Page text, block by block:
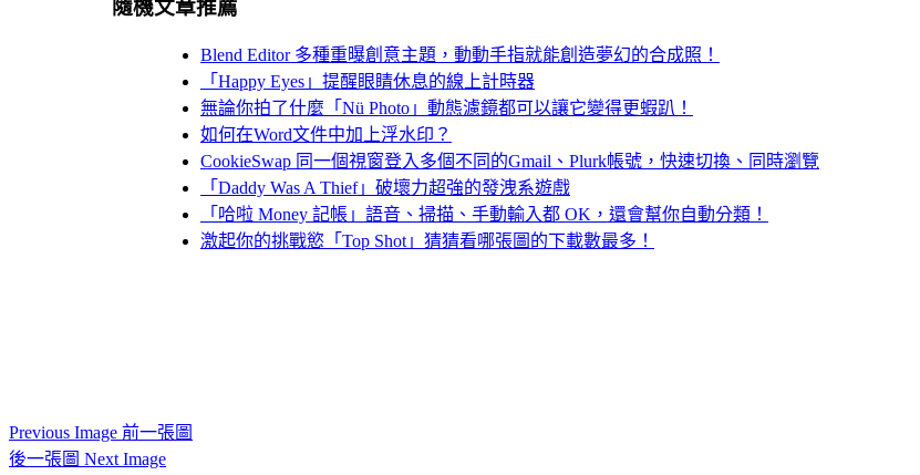
隨機文章推薦
Blend Editor 多種重曝創意主題，動動手指就能創造夢幻的合成照！
「Happy Eyes」提醒眼睛休息的線上計時器
無論你拍了什麼「Nü Photo」動態濾鏡都可以讓它變得更蝦趴！
如何在Word文件中加上浮水印？
CookieSwap 同一個視窗登入多個不同的Gmail、Plurk帳號，快速切換、同時瀏覽
「Daddy Was A Thief」破壞力超強的發洩系遊戲
「哈啦 Money 記帳」語音、掃描、手動輸入都 OK，還會幫你自動分類！
激起你的挑戰慾「Top Shot」猜猜看哪張圖的下載數最多！
Previous Image 前一張圖
後一張圖 Next Image